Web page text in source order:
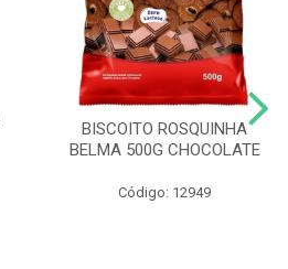
BISCOITO ROSQUINHA
BELMA 500G CHOCOLATE
Código: 12949